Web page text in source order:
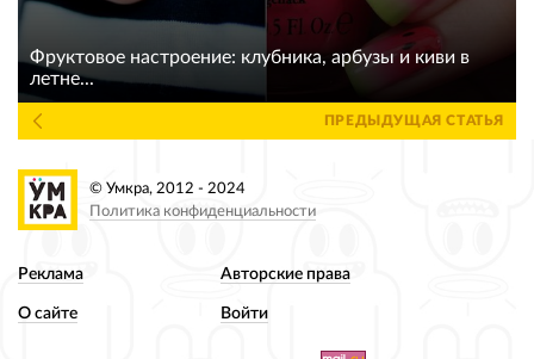
Фруктовое настроение: клубника, арбузы и киви в
летне...
ПРЕДЫДУЩАЯ СТАТЬЯ
Реклама Авторские права
О сайте Войти
© Умкра, 2012 - 2024
Политика конфиденциальности